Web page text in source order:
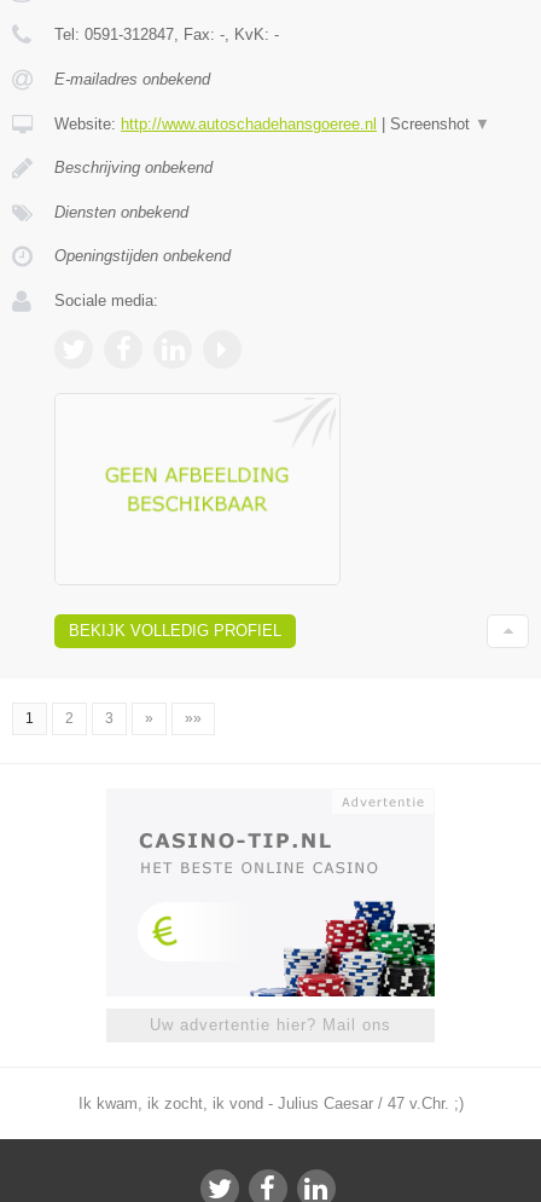
Tel: 0591-312847 , Fax: - , KvK: -
E-mailadres onbekend
Website: http://www.autoschadehansgoeree.nl Screenshot ▼
Beschrijving onbekend
Diensten onbekend
Openingstijden onbekend
Sociale media:
BEKIJK VOLLEDIG PROFIEL
1 2 3 » »»
Uw advertentie hier? Mail ons
Ik kwam, ik zocht, ik vond - Julius Caesar / 47 v.Chr. ;)